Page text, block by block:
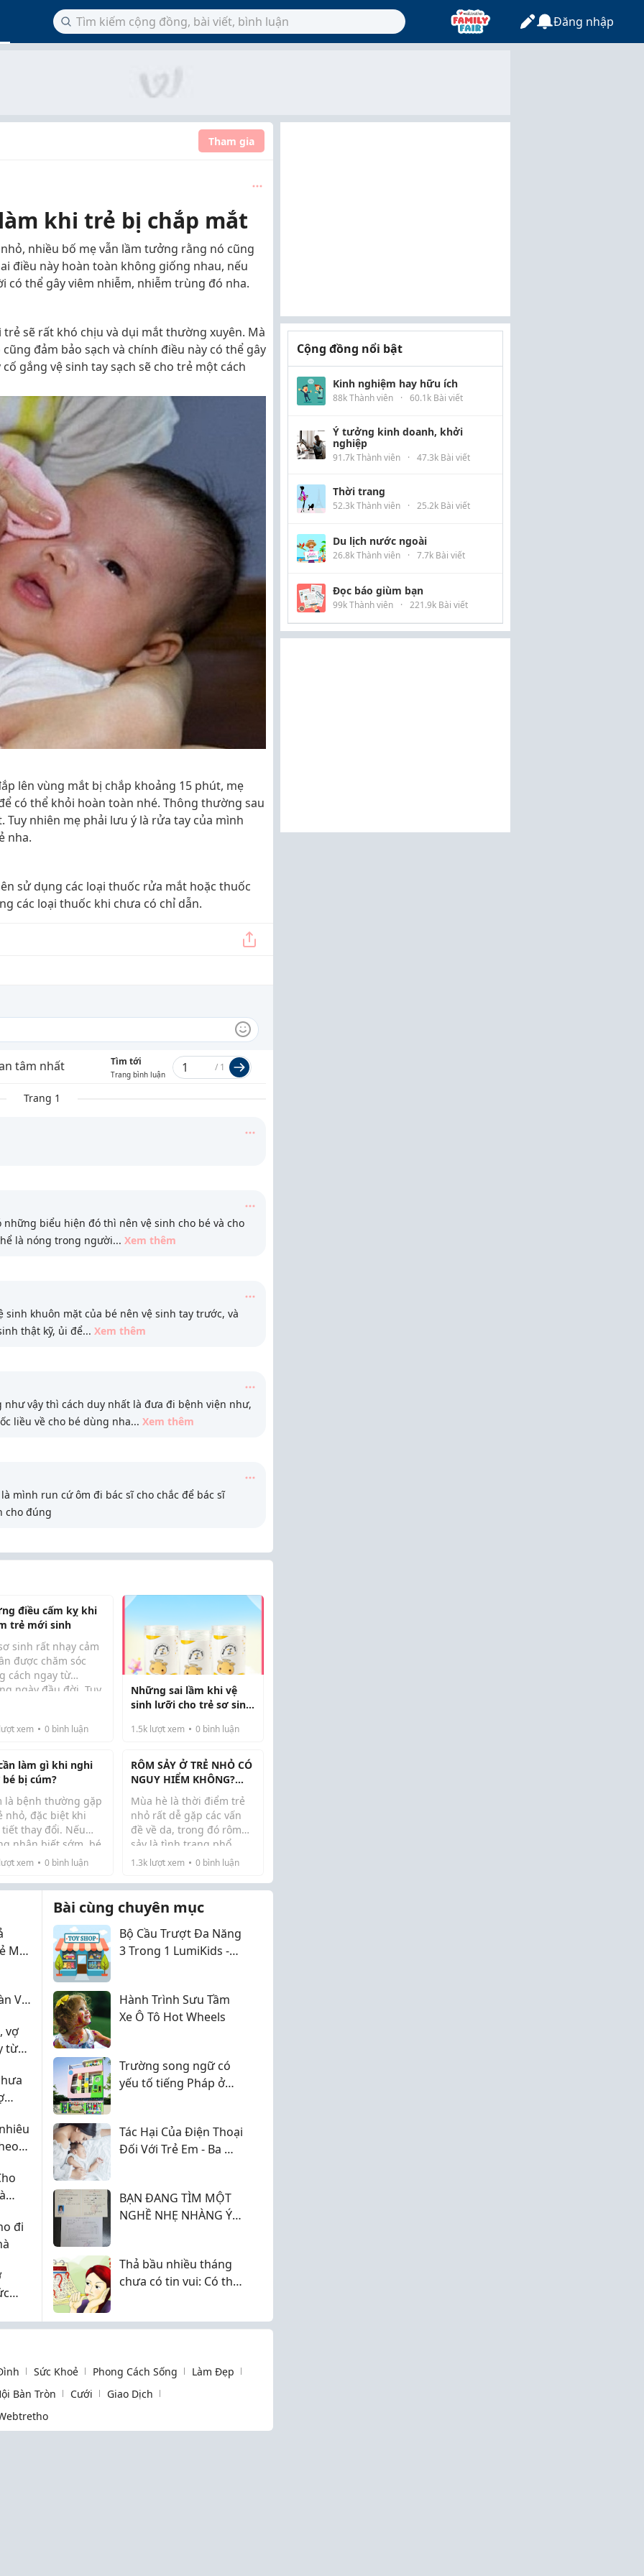
Đăng nhập
Tham gia
khi trẻ bị chắp mắt
nhiều bố mẹ vẫn lầm tưởng rằng nó cũng
điều này hoàn toàn không giống nhau, nếu
thể gây viêm nhiễm, nhiễm trùng đó nha.
sẽ rất khó chịu và dụi mắt thường xuyên. Mà
đảm bảo sạch và chính điều này có thể gây
gắng vệ sinh tay sạch sẽ cho trẻ một cách
lên vùng mắt bị chắp khoảng 15 phút, mẹ
có thể khỏi hoàn toàn nhé. Thông thường sau
nhiên mẹ phải lưu ý là rửa tay của mình
nha.
sử dụng các loại thuốc rửa mắt hoặc thuốc
các loại thuốc khi chưa có chỉ dẫn.
tâm nhất Tìm tới
Trang bình luận
/ 1
Trang 1
biểu hiện đó thì nên vệ sinh cho bé và cho
là nóng trong người... Xem thêm
sinh khuôn mặt của bé nên vệ sinh tay trước, và
thật kỹ, ủi để... Xem thêm
vậy thì cách duy nhất là đưa đi bệnh viện như,
liều về cho bé dùng nha... Xem thêm
mình run cứ ôm đi bác sĩ cho chắc để bác sĩ
cho đúng
điều cấm kỵ khi
trẻ mới sinh
sinh rất nhạy cảm
được chăm sóc
cách ngay từ
ngày đầu đời. Tuy
tình mắc phải
đến sức khỏe ...
lượt xem 0 bình luận
Những sai lầm khi vệ
sinh lưỡi cho trẻ sơ sinh
1.5klượt xem 0bình luận
làm gì khi nghi
bị cúm?
là bệnh thường gặp
nhỏ, đặc biệt khi
thay đổi. Nếu
nhận biết sớm, bé
trở nên mệt mỏi,
chứng nguy
Vì vậy, việc phát
sớm các dấ...
lượt xem 0 bình luận
RÔM SẢY Ở TRẺ NHỎ CÓ
NGUY HIỂM KHÔNG?
NHỮNG ĐIỀU CHA MẸ
CẦN BIẾT
Mùa hè là thời điểm trẻ
nhỏ rất dễ gặp các vấn
đề về da, trong đó rôm
sảy là tình trạng phổ
biến khiến nhiều phụ
nốt đỏ li ti xuất hiện trên
cổ, lưng, ngực hoặc vùng
nếp gấp khiến...
1.3klượt xem 0bình luận
Mỗi
Và
vợ
từ
đi
Bài cùng chuyên mục
Bộ Cầu Trượt Đa Năng
3 Trong 1 LumiKids -
Hành Trình Sưu Tầm
Xe Ô Tô Hot Wheels
Trường song ngữ có
yếu tố tiếng Pháp ở
Tác Hại Của Điện Thoại
Đối Với Trẻ Em - Ba Mẹ
BẠN ĐANG TÌM MỘT
NGHỀ NHẸ NHÀNG Ý
Thả bầu nhiều tháng
chưa có tin vui: Có thể
Sức Khoẻ Phong Cách Sống
Làm Đẹp
Bàn Tròn Cưới
Giao Dịch
Cộng đồng nổi bật
Kinh nghiệm hay hữu ích
88k Thành viên · 60.1k Bài viết
Ý tưởng kinh doanh, khởi
nghiệp
91.7k Thành viên · 47.3k Bài viết
Thời trang
52.3k Thành viên · 25.2k Bài viết
Du lịch nước ngoài
26.8k Thành viên · 7.7k Bài viết
Đọc báo giùm bạn
99k Thành viên · 221.9k Bài viết